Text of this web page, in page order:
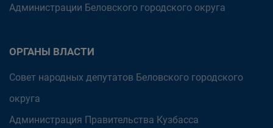
Администрации Беловского городского округа
ОРГАНЫ ВЛАСТИ
Совет народных депутатов Беловского городского
округа
Администрация Правительства Кузбасса